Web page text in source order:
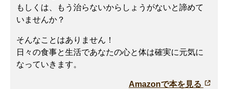
もしくは、もう治らないからしょうがないと諦めて
いませんか？
そんなことはありません！
日々の食事と生活であなたの心と体は確実に元気に
なっていきます。
Amazonで本を見る